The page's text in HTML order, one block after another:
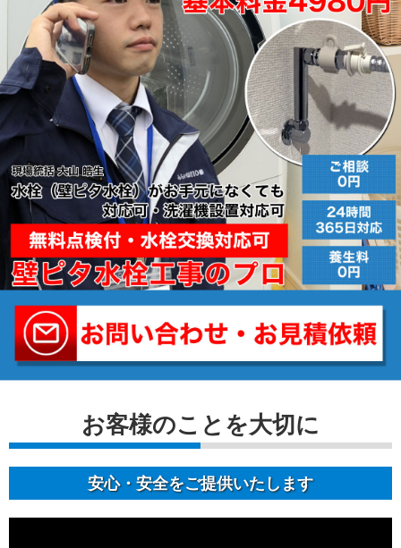
お客様のことを⼤切に
安⼼・安全をご提供いたします